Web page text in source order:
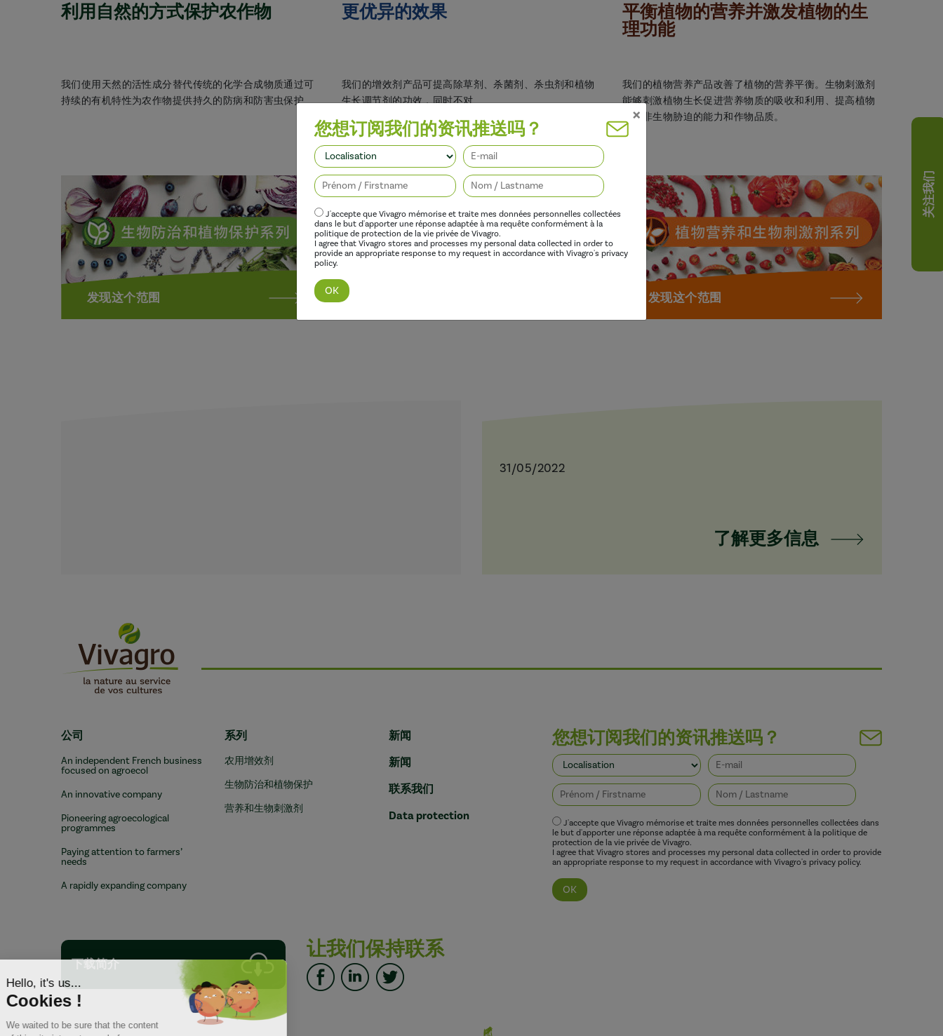
利用自然的方式保护农作物
我们使用天然的活性成分替代传统的化学合成物质通过可
持续的有机特性为农作物提供持久的防病和防害虫保护
发现这个范围
更优异的效果
我们的增效剂产品可提高除草剂、杀菌剂、杀虫剂和植物
生长调节剂的功效，同时不对
平衡植物的营养并激发植物的生
理功能
我们的植物营养产品改善了植物的营养平衡。生物刺激剂
能够刺激植物生长促进营养物质的吸收和利用、提高植物
抵御非生物胁迫的能力和作物品质。
发现这个范围
31/05/2022
了解更多信息
公司
An independent French business
focused on agroecol
An innovative company
Pioneering agroecological
programmes
Paying attention to farmers’
needs
A rapidly expanding company
系列
农用增效剂
生物防治和植物保护
营养和生物刺激剂
新闻
新闻
联系我们
Data protection
下载简介
让我们保持联系
您想订阅我们的资讯推送吗？
J'accepte que Vivagro mémorise et traite mes données personnelles collectées dans
le but d'apporter une réponse adaptée à ma requête conformément à la politique de
protection de la vie privée de Vivagro.
I agree that Vivagro stores and processes my personal data collected in order to provide
an appropriate response to my request in accordance with Vivagro's privacy policy.
关注我们
×
您想订阅我们的资讯推送吗？
J'accepte que Vivagro mémorise et traite mes données personnelles collectées
dans le but d'apporter une réponse adaptée à ma requête conformément à la
politique de protection de la vie privée de Vivagro.
I agree that Vivagro stores and processes my personal data collected in order to
provide an appropriate response to my request in accordance with Vivagro's privacy
policy.